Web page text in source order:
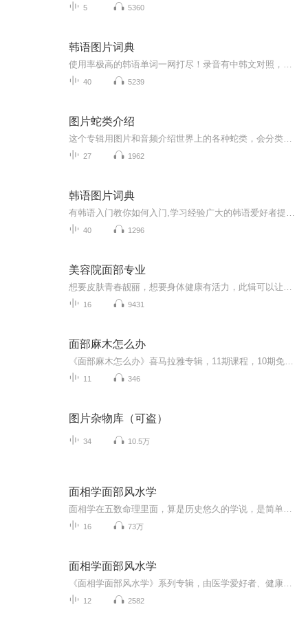
5 5360
韩语图片词典
40 5239
图片蛇类介绍
27 1962
韩语图片词典
40 1296
美容院面部专业
16 9431
面部麻木怎么办
11 346
图片杂物库（可盗）
34 10.5万
面相学面部风水学
16 73万
面相学面部风水学
12 2582